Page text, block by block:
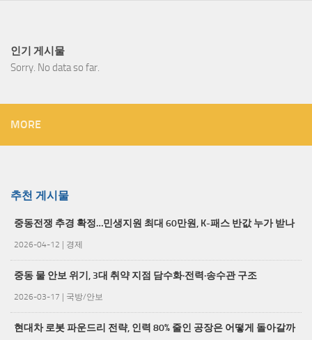
인기 게시물
Sorry. No data so far.
MORE
추천 게시물
중동전쟁 추경 확정…민생지원 최대 60만원, K-패스 반값 누가 받나
2026-04-12 | 경제
중동 물 안보 위기, 3대 취약 지점 담수화·전력·송수관 구조
2026-03-17 | 국방/안보
현대차 로봇 파운드리 전략, 인력 80% 줄인 공장은 어떻게 돌아갈까